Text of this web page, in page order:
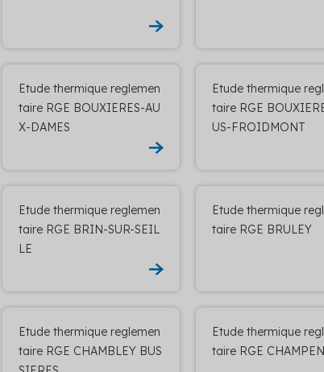
Etude thermique reglemen
taire RGE BOUXIERES-AU
X-DAMES
Etude thermique
taire RGE
US-FROIDMONT
Etude thermique reglemen
taire RGE BRIN-SUR-SEIL
LE
Etude thermique
taire RGE BRULEY
Etude thermique reglemen
taire RGE CHAMBLEY BUS
Etude thermique
taire RGE